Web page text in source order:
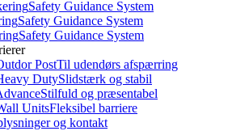
Safety Guidance System
Safety Guidance System
Safety Guidance System
PostTil udendørs afspærring
DutySlidstærk og stabil
Stilfuld og præsentabel
UnitsFleksibel barriere
og kontakt